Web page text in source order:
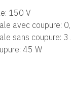
150 V
avec coupure:
sans coupure: 3
45 W